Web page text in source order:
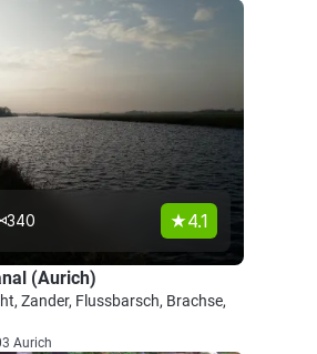
340 4.1
(Aurich)
Zander, Flussbarsch, Brachse,
Aurich